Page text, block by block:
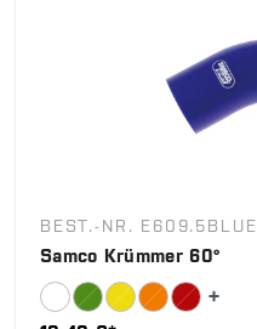
BEST.-NR. E609.5BLUE
Samco Krümmer 60°